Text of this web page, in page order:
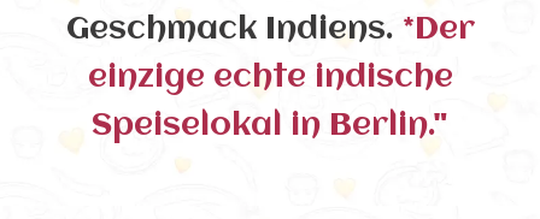
Geschmack Indiens. *Der
einzige echte indische
Speiselokal in Berlin."